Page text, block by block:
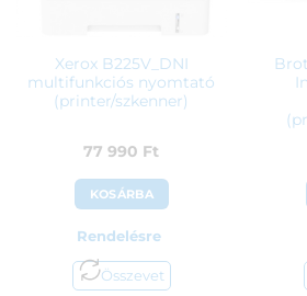
Xerox B225V_DNI
multifunkciós nyomtató
(printer/szkenner)
77 990 Ft
KOSÁRBA
Rendelésre
Összevet